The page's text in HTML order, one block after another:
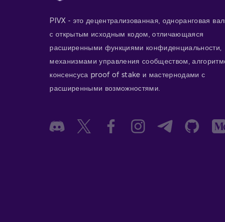
PIVX - это децентрализованная, одноранговая
с открытым исходным кодом, отличающаяся
расширенными функциями конфиденциальности,
механизмами управления сообществом,
консенсуса proof of stake и мастернодами с
расширенными возможностями.